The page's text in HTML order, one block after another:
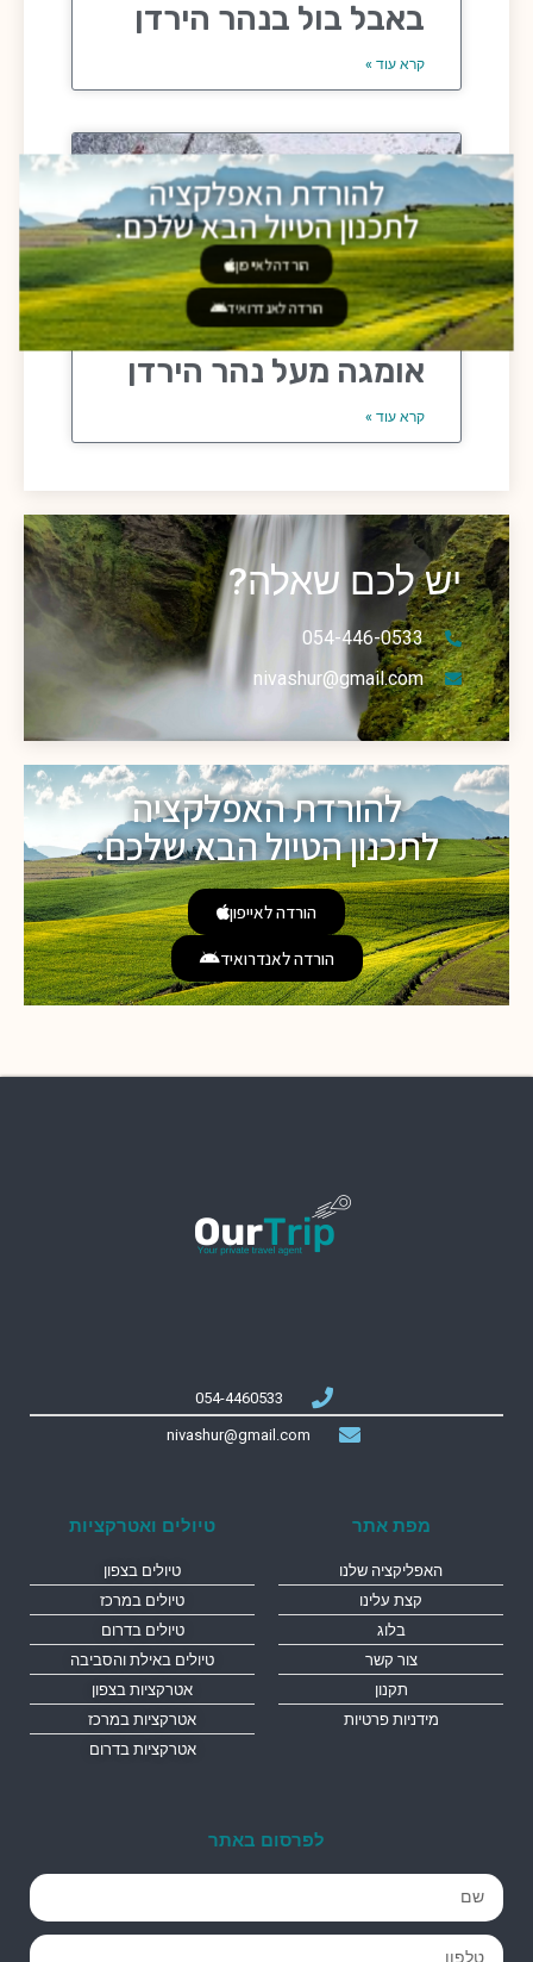
באבל בול בנהר הירדן
קרא עוד »
אומגה מעל נהר הירדן
קרא עוד »
יש לכם שאלה?
054-446-0533
nivashur@gmail.com
להורדת האפלקציה
לתכנון הטיול הבא שלכם.
הורדה לאייפון
הורדה לאנדרואיד
054-4460533
nivashur@gmail.com
מפת אתר
האפליקציה שלנו
קצת עלינו
בלוג
צור קשר
תקנון
מידניות פרטיות
טיולים ואטרקציות
טיולים בצפון
טיולים במרכז
טיולים בדרום
טיולים באילת והסביבה
אטרקציות בצפון
אטרקציות במרכז
אטרקציות בדרום
לפרסום באתר
להורדת האפלקציה
לתכנון הטיול הבא שלכם.
הורדה לאייפון
הורדה לאנדרואיד